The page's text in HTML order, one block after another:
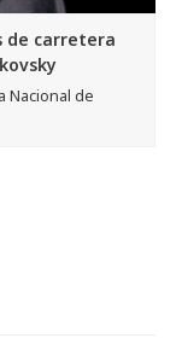
de carretera
de